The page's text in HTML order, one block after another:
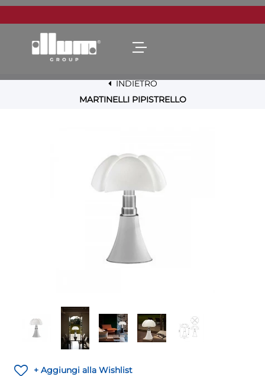
Open menu
INDIETRO
MARTINELLI PIPISTRELLO
+ Aggiungi alla Wishlist